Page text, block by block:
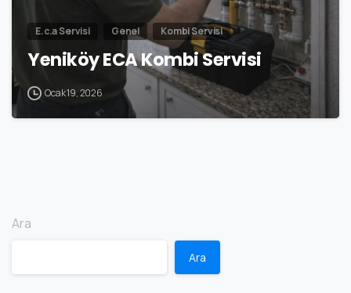
E.c.a Servisi Genel Kombi Servisi
Yeniköy ECA Kombi Servisi
Ocak 19, 2026
Ara
Ara